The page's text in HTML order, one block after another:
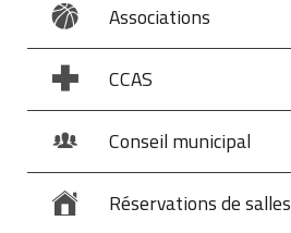
Associations
CCAS
Conseil municipal
Réservations de salles